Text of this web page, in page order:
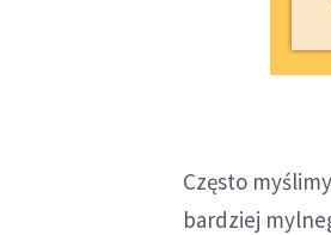
Często
bardziej